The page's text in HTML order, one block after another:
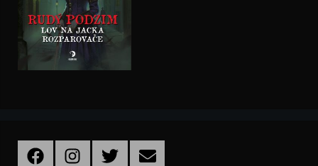
FacebookInstagramTwitter Email